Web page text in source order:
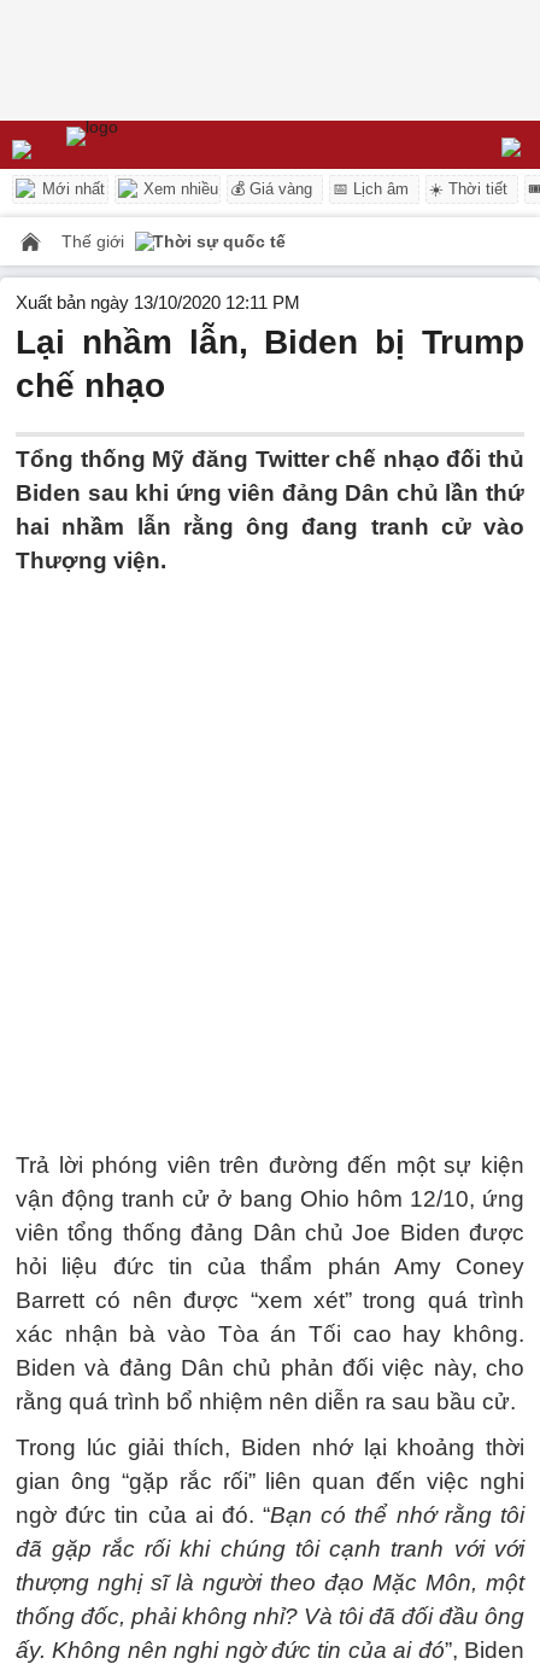
Mới nhất Xem nhiều 💰 Giá vàng 📅 Lịch âm ☀️ Thời tiết
Thế giới Thời sự quốc tế
Xuất bản ngày 13/10/2020 12:11 PM
Lại nhầm lẫn, Biden bị Trump
chế nhạo
Tổng thống Mỹ đăng Twitter chế nhạo đối thủ
Biden sau khi ứng viên đảng Dân chủ lần thứ
hai nhầm lẫn rằng ông đang tranh cử vào
Thượng viện.
Trả lời phóng viên trên đường đến một sự kiện
vận động tranh cử ở bang Ohio hôm 12/10, ứng
viên tổng thống đảng Dân chủ Joe Biden được
hỏi liệu đức tin của thẩm phán Amy Coney
Barrett có nên được “xem xét” trong quá trình
xác nhận bà vào Tòa án Tối cao hay không.
Biden và đảng Dân chủ phản đối việc này, cho
rằng quá trình bổ nhiệm nên diễn ra sau bầu cử.
Trong lúc giải thích, Biden nhớ lại khoảng thời
gian ông “gặp rắc rối” liên quan đến việc nghi
ngờ đức tin của ai đó. “Bạn có thể nhớ rằng tôi
đã gặp rắc rối khi chúng tôi cạnh tranh với với
thượng nghị sĩ là người theo đạo Mặc Môn, một
thống đốc, phải không nhỉ? Và tôi đã đối đầu ông
ấy. Không nên nghi ngờ đức tin của ai đó”, Biden